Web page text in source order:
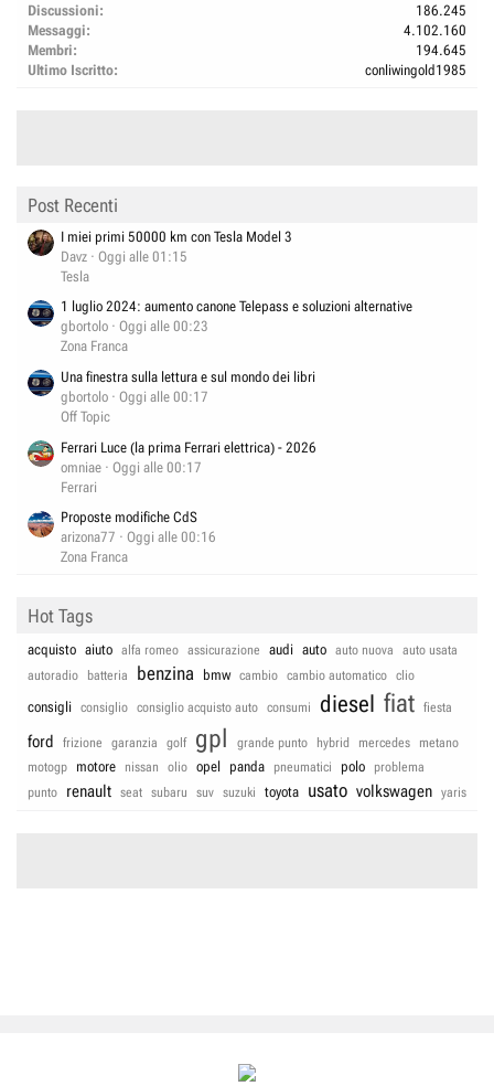
Discussioni
186.245
Messaggi
4.102.160
Membri
194.645
Ultimo Iscritto
conliwingold1985
Post Recenti
I miei primi 50000 km con Tesla Model 3
Davz
Oggi alle 01:15
Tesla
1 luglio 2024: aumento canone Telepass e soluzioni alternative
gbortolo
Oggi alle 00:23
Zona Franca
Una finestra sulla lettura e sul mondo dei libri
gbortolo
Oggi alle 00:17
Off Topic
Ferrari Luce (la prima Ferrari elettrica) - 2026
omniae
Oggi alle 00:17
Ferrari
Proposte modifiche CdS
arizona77
Oggi alle 00:16
Zona Franca
Hot Tags
acquisto aiuto alfa romeo assicurazione audi auto auto nuova
auto usata
autoradio
batteria benzina bmw cambio cambio automatico clio
consigli consiglio consiglio acquisto auto consumi diesel fiat fiesta
ford frizione garanzia golf gpl grande punto hybrid mercedes
metano
motogp
motore nissan olio opel panda pneumatici polo
problema
punto
renault seat subaru suv suzuki toyota usato volkswagen yaris